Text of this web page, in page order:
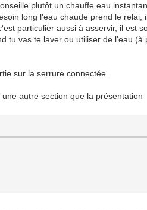
plutôt un chauffe eau
long l'eau chaude prend le
particulier aussi à asservir, il est
tu vas te laver ou utiliser de l'eau
sur la serrure connectée.
autre section que la présentation